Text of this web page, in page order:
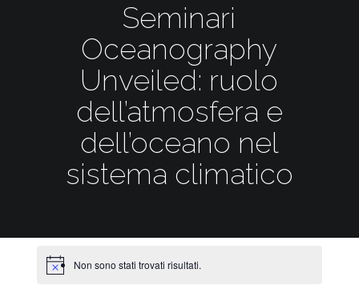
Seminari
Oceanography
Unveiled: ruolo
dell’atmosfera e
dell’oceano nel
sistema climatico
Non sono stati trovati risultati.